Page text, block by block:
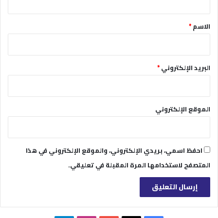
*الاسم*
البريد الإلكتروني*
الموقع الإلكتروني
احفظ اسمي، بريدي الإلكتروني، والموقع الإلكتروني في هذا
المتصفح لاستخدامها المرة المقبلة في تعليقي.